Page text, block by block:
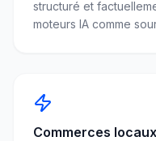
structuré et
moteurs IA comme
Commerces locaux